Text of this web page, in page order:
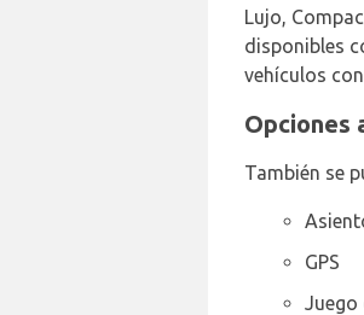
Lujo,
disponibles
vehículos
Opciones
También se
GPS
Juego